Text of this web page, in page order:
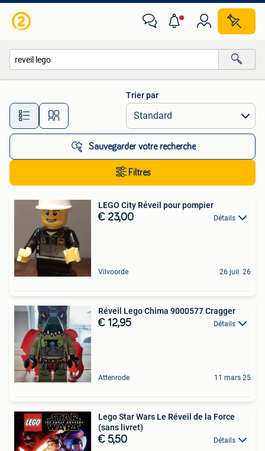
Toutes les distances…
Trier par
Sauvegarder votre recherche
Filtres
LEGO City Réveil pour pompier
€ 23,00 Détails
Vilvoorde 26 juil. 26
Réveil Lego Chima 9000577 Cragger
€ 12,95 Détails
Attenrode 11 mars 25
Lego Star Wars Le Réveil de la Force
(sans livret)
€ 5,50 Détails